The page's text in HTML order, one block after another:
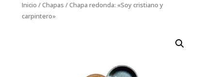
Inicio /Chapas / Chapa redonda: «Soy cristiano y
carpintero»